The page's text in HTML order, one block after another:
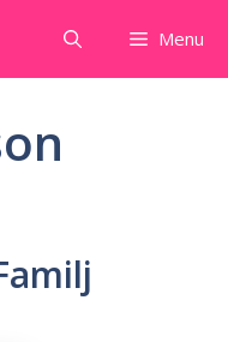
Menu